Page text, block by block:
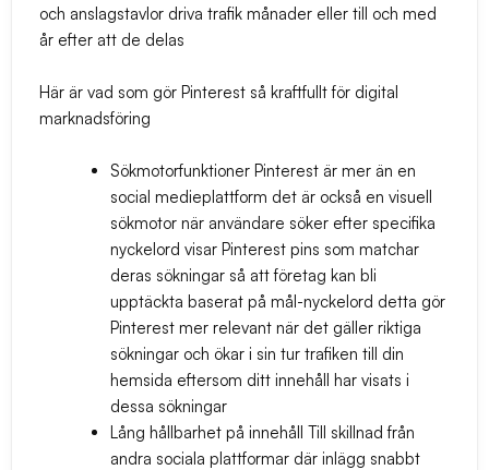
och anslagstavlor driva trafik månader eller till och med
år efter att de delas
Här är vad som gör Pinterest så kraftfullt för digital
marknadsföring
Sökmotorfunktioner Pinterest är mer än en
social medieplattform det är också en visuell
sökmotor när användare söker efter specifika
nyckelord visar Pinterest pins som matchar
deras sökningar så att företag kan bli
upptäckta baserat på mål-nyckelord detta gör
Pinterest mer relevant när det gäller riktiga
sökningar och ökar i sin tur trafiken till din
hemsida eftersom ditt innehåll har visats i
dessa sökningar
Lång hållbarhet på innehåll Till skillnad från
andra sociala plattformar där inlägg snabbt